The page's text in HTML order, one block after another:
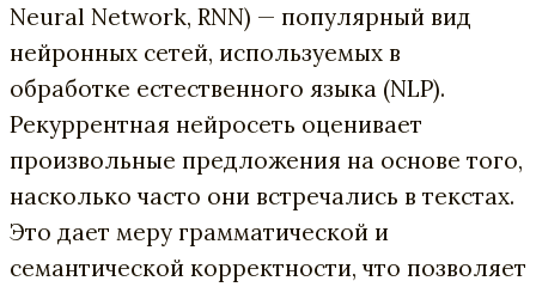
Neural Network, RNN) — популярный вид
нейронных сетей, используемых в
обработке естественного языка (NLP).
Рекуррентная нейросеть оценивает
произвольные предложения на основе того,
насколько часто они встречались в текстах.
Это дает меру грамматической и
семантической корректности, что позволяет